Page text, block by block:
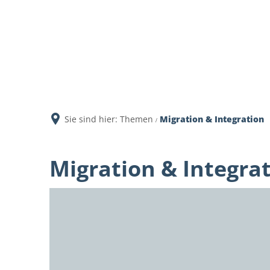
Sie sind hier: Themen Migration & Integration
Migration &